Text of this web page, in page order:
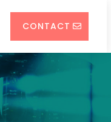
CONTACT